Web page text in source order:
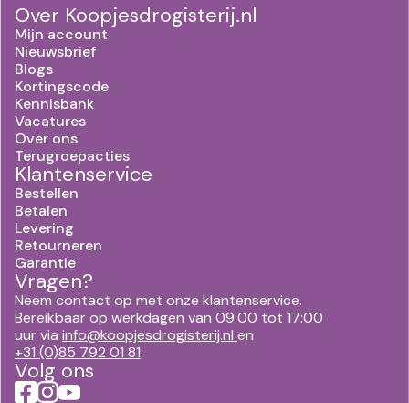
Over Koopjesdrogisterij.nl
Mijn account
Nieuwsbrief
Blogs
Kortingscode
Kennisbank
Vacatures
Over ons
Terugroepacties
Klantenservice
Bestellen
Betalen
Levering
Retourneren
Garantie
Vragen?
Neem contact op met onze klantenservice.
Bereikbaar op werkdagen van 09:00 tot 17:00
uur via info@koopjesdrogisterij.nl en
+31 (0)85 792 01 81
Volg ons